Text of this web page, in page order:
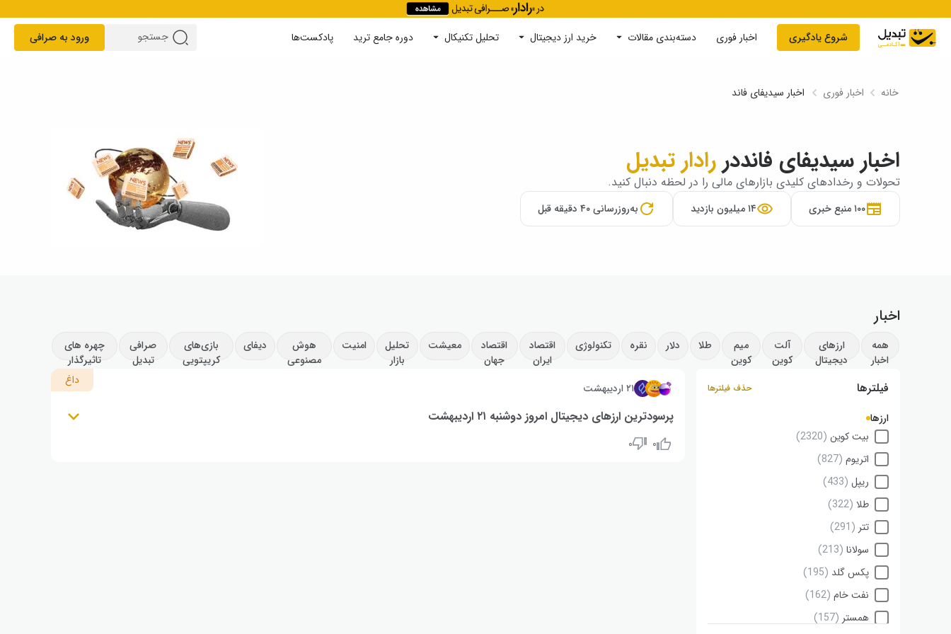
شروع یادگیری اخبار فوری دسته‌بندی مقالات خرید ارز دیجیتال تحلیل تکنیکال دوره‌ جامع ترید پادکست‌ها جستجو ورود به صرافی
خانه اخبار فوری اخبار سیدیفای فاند
اخبار سیدیفای فانددررادار تبدیل
تحولات و رخدادهای کلیدی بازارهای مالی را در لحظه دنبال کنید.
۱۰۰ منبع خبری ۱۴ میلیون بازدید به‌روزرسانی ۴۰ دقیقه قبل
اخبار
همه
اخبار
ارزهای
دیجیتال
آلت
کوین
میم
کوین
طلا دلار نقره تکنولوژی
اقتصاد
ایران
اقتصاد
جهان
معیشت
تحلیل
بازار
امنیت
هوش
مصنوعی
دیفای
بازی‌های
کریپتویی
صرافی
تبدیل
چهره های
تاثیرگذار
فیلترها حذف فیلترها
ارزها
بیت کوین (2320)
اتریوم (827)
ریپل (433)
طلا (322)
تتر (291)
سولانا (213)
پکس گلد (195)
نفت خام (162)
همستر (157)
۲۱ اردیبهشت
داغ
پرسودترین ارزهای دیجیتال امروز دوشنبه ۲۱ اردیبهشت
اسموسیس: ۱۰۲٪+ | پپه ۲: ۷۴٪+ | سیدیفای فاند: ۳۶٪ +
۰ ۰